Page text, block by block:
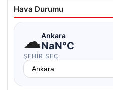
Hava Durumu
☁Ankara
NaN°C
ŞEHIR SEÇ